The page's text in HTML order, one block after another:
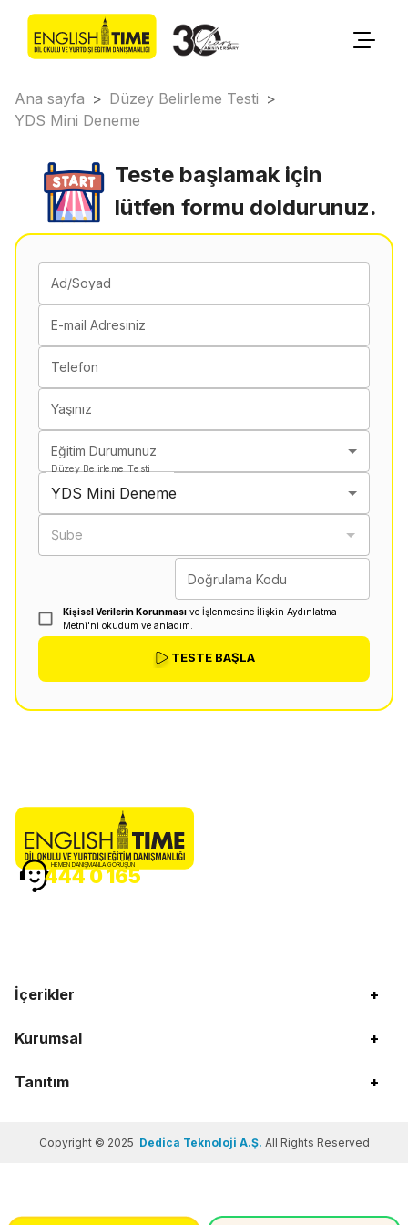
Ana sayfa > Düzey Belirleme Testi >
YDS Mini Deneme
Teste başlamak için
lütfen formu doldurunuz.
Ad/Soyad
E-mail Adresiniz
Telefon
Yaşınız
Eğitim Durumunuz
Düzey Belirleme Testi
YDS Mini Deneme
Şube
Doğrulama Kodu
Kişisel Verilerin Korunması ve İşlenmesine İlişkin Aydınlatma
Metni'ni okudum ve anladım.
TESTE BAŞLA
İçerikler +
Kurumsal +
Tanıtım +
HEMEN DANIŞMANLA GÖRÜŞÜN
444 0 165
Copyright © 2025 Dedica Teknoloji A.Ş. All Rights Reserved